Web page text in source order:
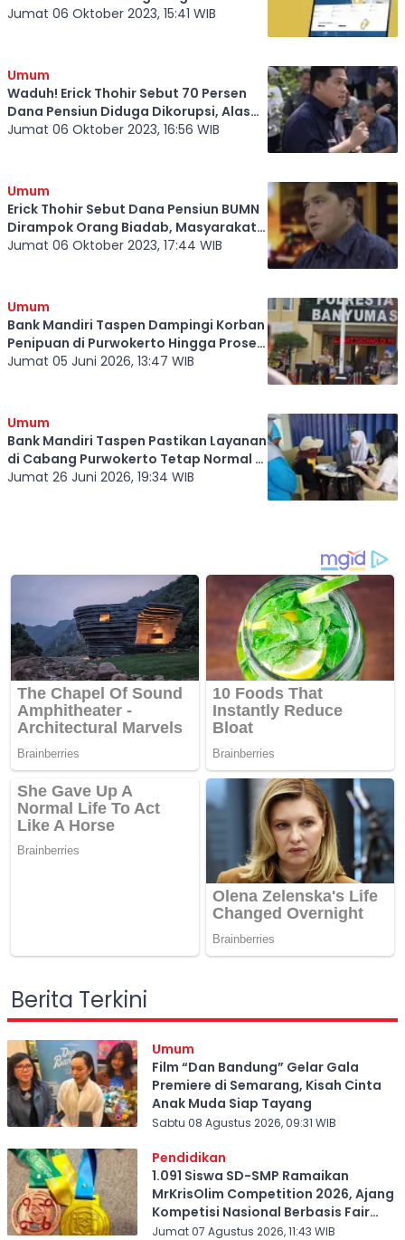
Dana Pensiun Diterima: Tolong Jangan
Jumat 06 Oktober 2023, 15:41 WIB
Umum
Waduh! Erick Thohir Sebut 70 Persen
Dana Pensiun Diduga Dikorupsi, Alasan
Sulitnya Pencairan di Taspen?
Jumat 06 Oktober 2023, 16:56 WIB
Umum
Erick Thohir Sebut Dana Pensiun BUMN
Dirampok Orang Biadab, Masyarakat
Keluhkan Hal Ini Ke PT Taspen
Jumat 06 Oktober 2023, 17:44 WIB
Umum
Bank Mandiri Taspen Dampingi Korban
Penipuan di Purwokerto Hingga Proses
Hukum Tuntas
Jumat 05 Juni 2026, 13:47 WIB
Umum
Bank Mandiri Taspen Pastikan Layanan
di Cabang Purwokerto Tetap Normal di
Tengah Kasus Penipuan
Jumat 26 Juni 2026, 19:34 WIB
Berita Terkini
Umum
Film “Dan Bandung” Gelar Gala
Premiere di Semarang, Kisah Cinta
Anak Muda Siap Tayang
Sabtu 08 Agustus 2026, 09:31 WIB
Pendidikan
1.091 Siswa SD-SMP Ramaikan
MrKrisOlim Competition 2026, Ajang
Kompetisi Nasional Berbasis Fair
Play
Jumat 07 Agustus 2026, 11:43 WIB